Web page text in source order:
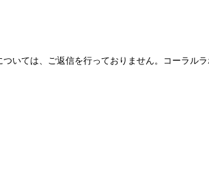
いては、ご返信を行っておりません。コーラル